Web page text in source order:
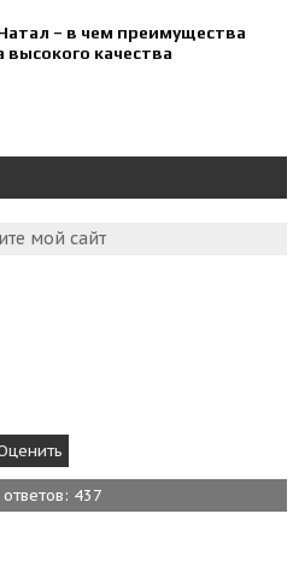
– в чем преимущества
высокого качества
мой сайт
437